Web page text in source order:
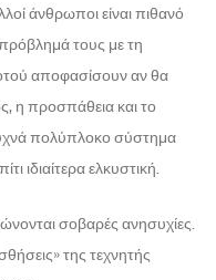
άνθρωποι είναι πιθανό
τους με τη
αποφασίσουν αν θα
η προσπάθεια και το
πολύπλοκο σύστημα
ιδιαίτερα ελκυστική.
σοβαρές ανησυχίες.
της τεχνητής